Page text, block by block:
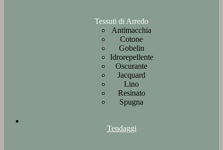
Tessuti di Arredo
Antimacchia
Cotone
Gobelin
Idrorepellente
Oscurante
Jacquard
Lino
Resinato
Spugna
Tendaggi